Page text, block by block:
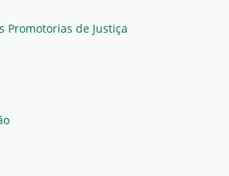
Promotorias de Justiça